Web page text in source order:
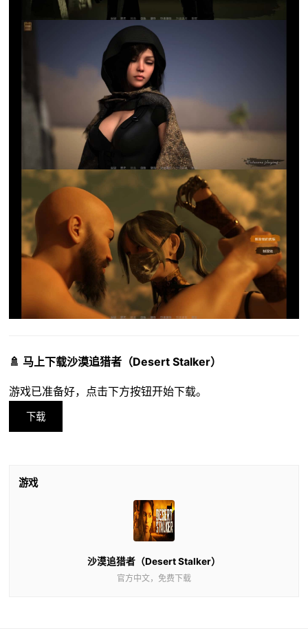
🚿 马上下载沙漠追猎者（Desert Stalker）
游戏已准备好，点击下方按钮开始下载。
下载
游戏
沙漠追猎者（Desert Stalker）
官方中文，免费下载